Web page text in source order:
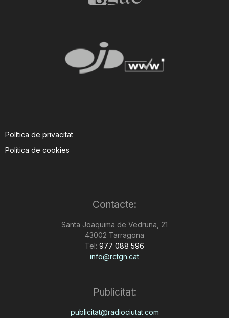
Política de privacitat
Política de cookies
Contacte:
Santa Joaquima de Vedruna, 21
43002 Tarragona
Tel: 977 088 596
info@rctgn.cat
Publicitat:
publicitat@radiociutat.com